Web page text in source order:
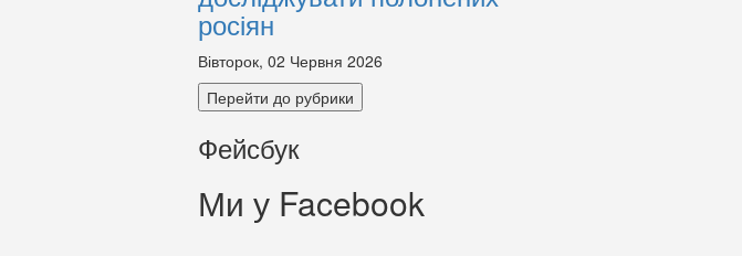
росіян
Вівторок, 02 Червня 2026
Перейти до рубрики
Фейсбук
Ми у Facebook